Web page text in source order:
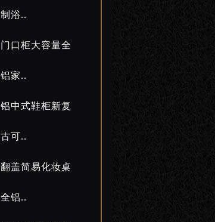
制浴..
门口柜大容量全
铝家..
铝中式鞋柜新复
古可..
翻盖简易化妆桌
全铝..